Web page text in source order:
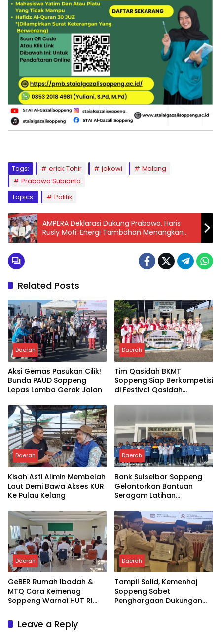
Tags: erick Tohir jokowi
Malang
Prabowo Subianto
Topics:
Politik
AMPERA Deklarasi Dukung Prabowo, Haris
Rusly Moti: Energi Tambahan Menangkan
Pak Prabowo
Related Posts
Daerah
Aksi Gemas Pasukan Cilik!
Bunda PAUD Soppeng
Lepas Lomba Gerak Jalan
Daerah
Tim Qasidah BKMT
Soppeng Siap Berkompetisi
di Festival Qasidah
Daerah
Kisah Asti Alimin Membelah
Laut Demi Bawa Akses KUR
Ke Pulau Kelang
Daerah
Bank Sulselbar Soppeng
Gelontorkan Bantuan
Seragam Latihan
Daerah
GeBER Rumah Ibadah &
MTQ Cara Kemenag
Soppeng Warnai HUT RI
Daerah
Tampil Solid, Kemenhaj
Soppeng Sabet
Penghargaan Dukungan
Leave a Reply